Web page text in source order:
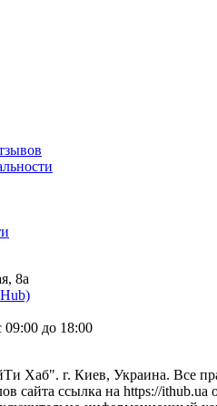
8а
до 18:00
Хаб". г. Киев, Украина. Все
сайта ссылка на https://ithub.ua